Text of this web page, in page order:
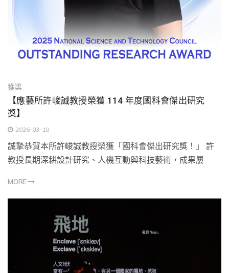
獲獎
【應藝所許峻誠教授榮獲 114 年度國科會傑出研究
獎】
2026-03-10
誠摯恭賀本所許峻誠教授榮獲「國科會傑出研究獎！」 許
教授長期深耕設計研究、人機互動與科技藝術，成果屢
MORE